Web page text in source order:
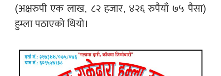
(अक्षरुपी एक लाख, ८२ हजार, ४२६ रुपैयाँ ७५ पैसा)
हुम्ला पठाएको थियो।